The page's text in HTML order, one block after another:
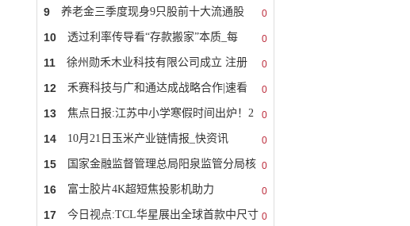
0
9 养老金三季度现身9只股前十大流通股
0
10 透过利率传导看“存款搬家”本质_每
0
11 徐州勋禾木业科技有限公司成立 注册
0
12 禾赛科技与广和通达成战略合作|速看
0
13 焦点日报:江苏中小学寒假时间出炉！2
0
14 10月21日玉米产业链情报_快资讯
0
15 国家金融监督管理总局阳泉监管分局核
0
16
富士胶片4K超短焦投影机助力
FUJIKINA
0
17 今日视点:TCL华星展出全球首款中尺寸